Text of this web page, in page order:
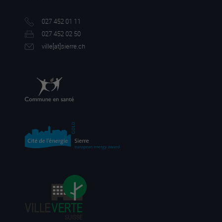
027 452 01 11
027 452 02 50
ville[at]sierre.ch